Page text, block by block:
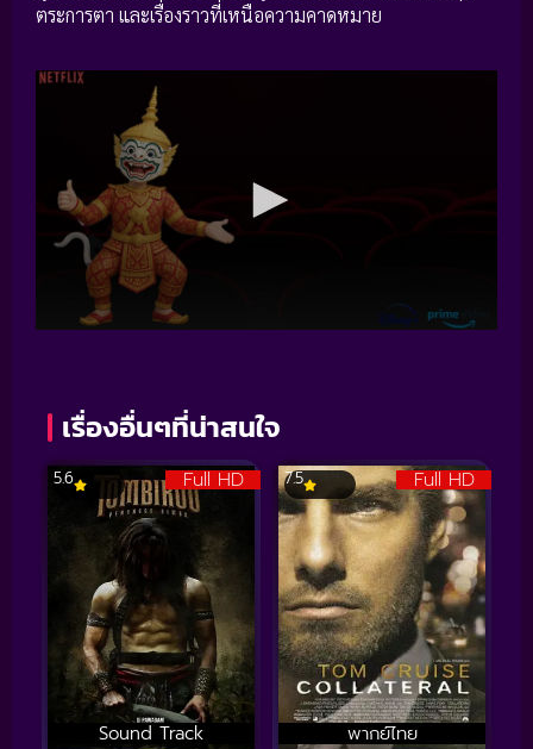
ตระการตา และเรื่องราวที่เหนือความคาดหมาย
เรื่องอื่นๆที่น่าสนใจ
Full HD
Sound Track
5.6 Full HD
พากย์ไทย
7.5